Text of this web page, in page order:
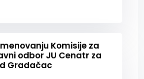
Komisije za
odbor JU Cenatr za
Gradačac